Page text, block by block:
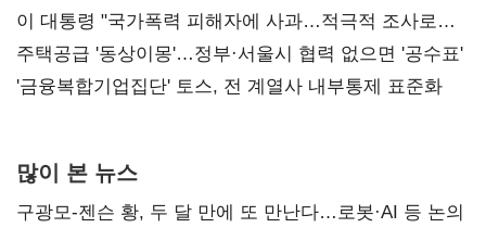
총선 지휘 못해"
이 대통령 "국가폭력 피해자에 사과…적극적 조사로
진실 밝혀야"
주택공급 '동상이몽'…정부·서울시 협력 없으면 '공수표'
'금융복합기업집단' 토스, 전 계열사 내부통제 표준화
많이 본 뉴스
구광모-젠슨 황, 두 달 만에 또 만난다…로봇·AI 등 논의